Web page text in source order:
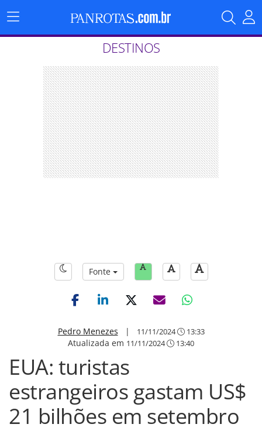
Menu
Principal
DESTINOS
Fonte
Pedro Menezes | 11/11/2024 13:33
Atualizada em 11/11/2024 13:40
EUA: turistas
estrangeiros gastam US$
21 bilhões em setembro